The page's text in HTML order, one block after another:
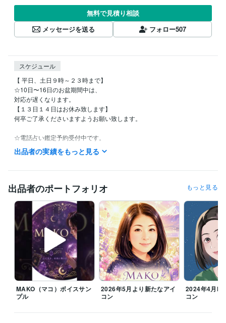
無料で見積り相談
メッセージを送る
フォロー507
スケジュール
【 平日、土日９時～２３時まで】
☆10日〜16日のお盆期間中は、
対応が遅くなります。
【１３日１４日はお休み致します】
何卒ご了承くださいますようお願い致します。
☆電話占い鑑定予約受付中です。
お気軽にお声掛け下さい。
不定休です。
お時間のご了承くださいませ。
どうぞ宜しくお願い致しますm(_ _)m
▲注意▲
また、ご確認の返信がいただけません場合。
鑑定をお届けしましてから、お返事いただけないまま48時間で、正式な
納品をお出しさせていただきます。
何卒ご了承くださいませ。
主婦業のスキマにいつでも対応可能です(*˘︶˘*).｡*♡
『心のままに生きること』決してわがままでなく自分らしく日々一生懸
出品者の実績をもっと見る
出品者のポートフォリオ もっと見る
MAKO（マコ）ボイスサン
プル
2026年5月より新たなアイ
コン
2024年4月
コン